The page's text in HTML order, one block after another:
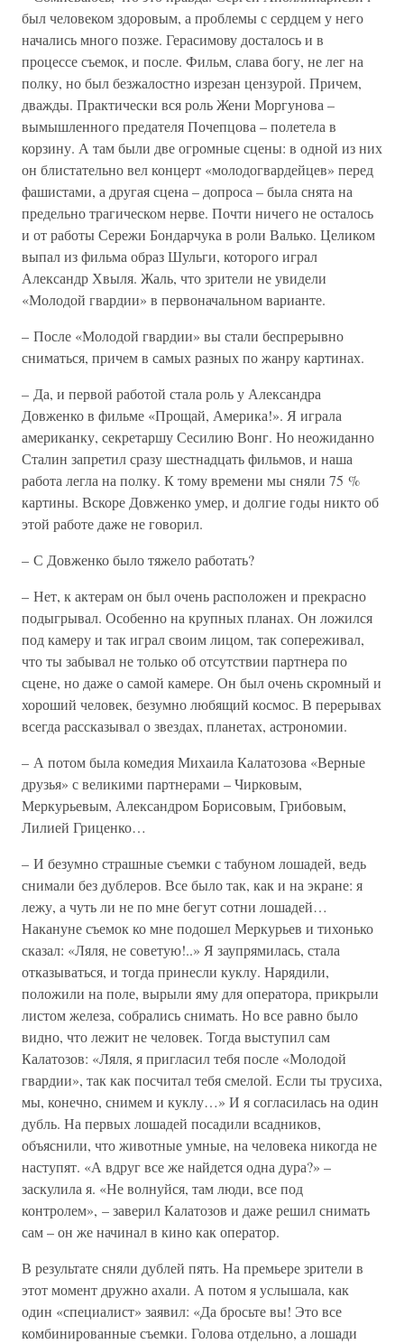
был человеком здоровым, а проблемы с сердцем у него
начались много позже. Герасимову досталось и в
процессе съемок, и после. Фильм, слава богу, не лег на
полку, но был безжалостно изрезан цензурой. Причем,
дважды. Практически вся роль Жени Моргунова –
вымышленного предателя Почепцова – полетела в
корзину. А там были две огромные сцены: в одной из них
он блистательно вел концерт «молодогвардейцев» перед
фашистами, а другая сцена – допроса – была снята на
предельно трагическом нерве. Почти ничего не осталось
и от работы Сережи Бондарчука в роли Валько. Целиком
выпал из фильма образ Шульги, которого играл
Александр Хвыля. Жаль, что зрители не увидели
«Молодой гвардии» в первоначальном варианте.
– После «Молодой гвардии» вы стали беспрерывно
сниматься, причем в самых разных по жанру картинах.
– Да, и первой работой стала роль у Александра
Довженко в фильме «Прощай, Америка!». Я играла
американку, секретаршу Сесилию Вонг. Но неожиданно
Сталин запретил сразу шестнадцать фильмов, и наша
работа легла на полку. К тому времени мы сняли 75 %
картины. Вскоре Довженко умер, и долгие годы никто об
этой работе даже не говорил.
– С Довженко было тяжело работать?
– Нет, к актерам он был очень расположен и прекрасно
подыгрывал. Особенно на крупных планах. Он ложился
под камеру и так играл своим лицом, так сопереживал,
что ты забывал не только об отсутствии партнера по
сцене, но даже о самой камере. Он был очень скромный и
хороший человек, безумно любящий космос. В перерывах
всегда рассказывал о звездах, планетах, астрономии.
– А потом была комедия Михаила Калатозова «Верные
друзья» с великими партнерами – Чирковым,
Меркурьевым, Александром Борисовым, Грибовым,
Лилией Гриценко…
– И безумно страшные съемки с табуном лошадей, ведь
снимали без дублеров. Все было так, как и на экране: я
лежу, а чуть ли не по мне бегут сотни лошадей…
Накануне съемок ко мне подошел Меркурьев и тихонько
сказал: «Ляля, не советую!..» Я заупрямилась, стала
отказываться, и тогда принесли куклу. Нарядили,
положили на поле, вырыли яму для оператора, прикрыли
листом железа, собрались снимать. Но все равно было
видно, что лежит не человек. Тогда выступил сам
Калатозов: «Ляля, я пригласил тебя после «Молодой
гвардии», так как посчитал тебя смелой. Если ты трусиха,
мы, конечно, снимем и куклу…» И я согласилась на один
дубль. На первых лошадей посадили всадников,
объяснили, что животные умные, на человека никогда не
наступят. «А вдруг все же найдется одна дура?» –
заскулила я. «Не волнуйся, там люди, все под
контролем», – заверил Калатозов и даже решил снимать
сам – он же начинал в кино как оператор.
В результате сняли дублей пять. На премьере зрители в
этот момент дружно ахали. А потом я услышала, как
один «специалист» заявил: «Да бросьте вы! Это все
комбинированные съемки. Голова отдельно, а лошади